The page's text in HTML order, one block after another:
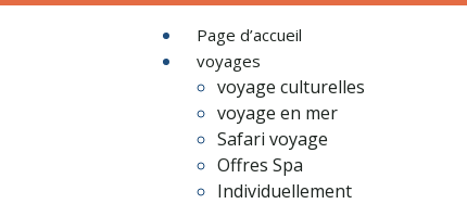
Page d’accueil
voyages
voyage culturelles
voyage en mer
Safari voyage
Offres Spa
Individuellement